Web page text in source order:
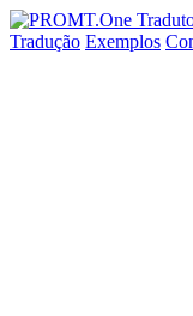
Tradução Exemplos